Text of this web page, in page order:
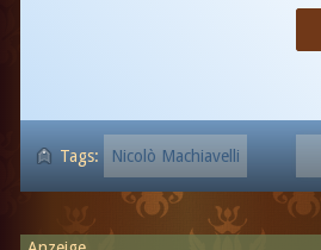
Tags: Nicolò Machiavelli